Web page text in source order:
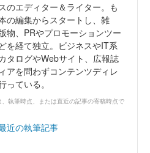
のエディター＆ライター。も
の編集からスタートし、雑
物、PRやプロモーションツー
を経て独立。ビジネスやIT系
タログやWebサイト、広報誌
アを問わずコンテンツディレ
っている。
執筆時点、または直近の記事の寄稿時点で
近の執筆記事